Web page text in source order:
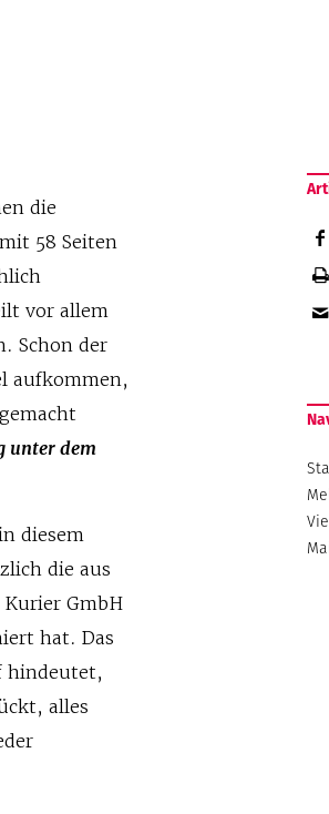
die
58 Seiten
vor allem
Schon der
aufkommen,
unter dem
diesem
die aus
GmbH
hat. Das
hindeutet,
alles